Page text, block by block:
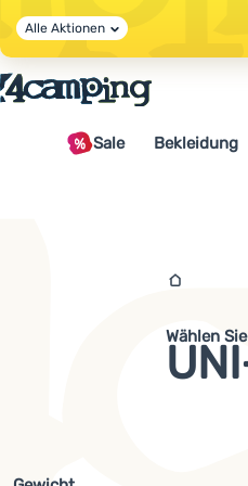
Alle Aktionen
Sale Bekleidung
Wählen